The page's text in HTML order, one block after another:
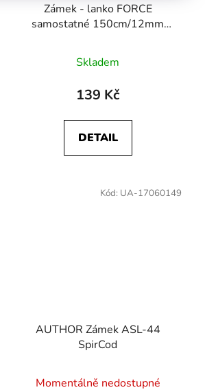
Zámek - lanko FORCE
samostatné 150cm/12mm
Skladem
139 Kč
DETAIL
AUTHOR Zámek ASL-44
SpirCod
Momentálně nedostupné
Kód: UA-17060149